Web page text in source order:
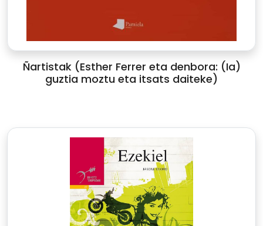
Ñartistak (Esther Ferrer eta denbora: (Ia)
guztia moztu eta itsats daiteke)